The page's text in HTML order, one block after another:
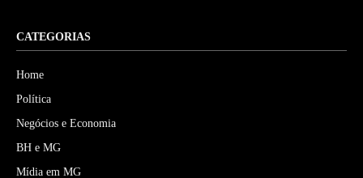
CATEGORIAS
Home
Política
Negócios e Economia
BH e MG
Mídia em MG